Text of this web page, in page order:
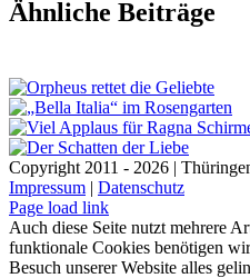
Mail
Ähnliche Beiträge
Copyright 2011 - 2026 |
Impressum | Datenschutz
Facebook
Instagram
WhatsApp
YouTube
E-
Mail
Telefon
Page load link
Auch diese Seite nutzt mehrere
funktionale Cookies benötigen
Besuch unserer Website alles